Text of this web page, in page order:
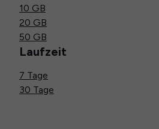
10 GB
20 GB
50 GB
Laufzeit
7 Tage
30 Tage